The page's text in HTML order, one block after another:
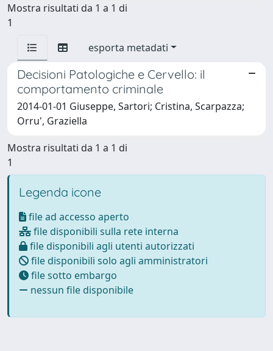
Mostra risultati da 1 a 1 di
1
esporta metadati
Decisioni Patologiche e Cervello: il
comportamento criminale
2014-01-01 Giuseppe, Sartori; Cristina, Scarpazza;
Orru', Graziella
Mostra risultati da 1 a 1 di
1
Legenda icone
file ad accesso aperto
file disponibili sulla rete interna
file disponibili agli utenti autorizzati
file disponibili solo agli amministratori
file sotto embargo
nessun file disponibile